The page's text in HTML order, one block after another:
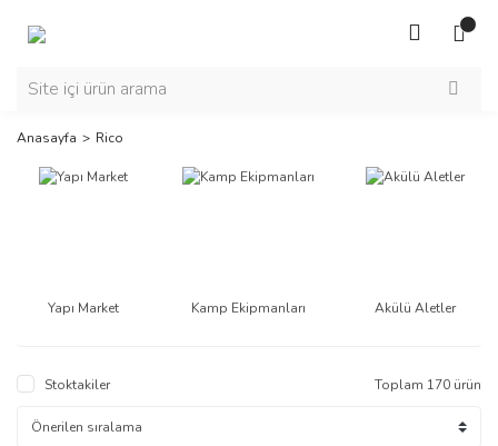
Anasayfa Rico
Yapı Market Kamp Ekipmanları Akülü Aletler
Stoktakiler Toplam 170 ürün